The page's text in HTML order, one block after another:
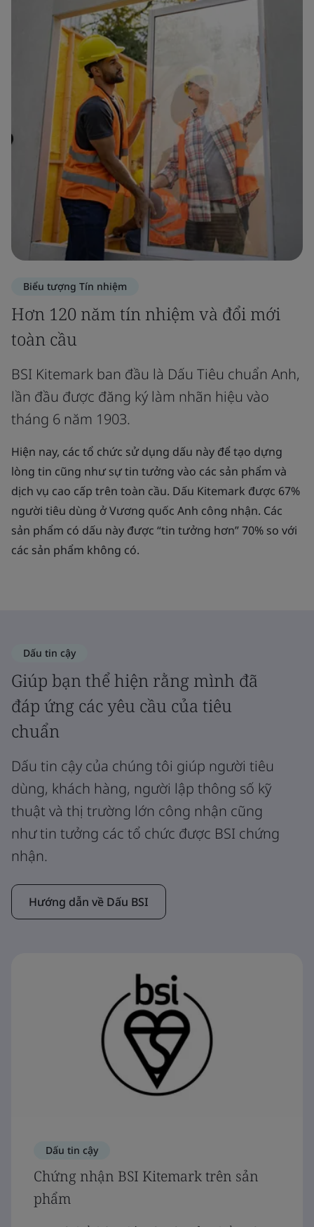
Biểu tượng Tín nhiệm
Hơn 120 năm tín nhiệm và đổi mới
toàn cầu
BSI Kitemark ban đầu là Dấu Tiêu chuẩn Anh,
lần đầu được đăng ký làm nhãn hiệu vào
tháng 6 năm 1903.
Hiện nay, các tổ chức sử dụng dấu này để tạo dựng
lòng tin cũng như sự tin tưởng vào các sản phẩm và
dịch vụ cao cấp trên toàn cầu. Dấu Kitemark được 67%
người tiêu dùng ở Vương quốc Anh công nhận. Các
sản phẩm có dấu này được “tin tưởng hơn” 70% so với
các sản phẩm không có.
Dấu tin cậy
Giúp bạn thể hiện rằng mình đã
đáp ứng các yêu cầu của tiêu
chuẩn
Dấu tin cậy của chúng tôi giúp người tiêu
dùng, khách hàng, người lập thông số kỹ
thuật và thị trường lớn công nhận cũng
như tin tưởng các tổ chức được BSI chứng
nhận.
Hướng dẫn về Dấu BSI
Dấu tin cậy
Chứng nhận BSI Kitemark trên sản
phẩm